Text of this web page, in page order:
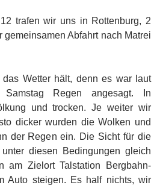
trafen wir uns in Rottenburg, 2
gemeinsamen Abfahrt nach Matrei
Wetter hält, denn es war laut
Regen angesagt. In
und trocken. Je weiter wir
dicker wurden die Wolken und
der Regen ein. Die Sicht für die
diesen Bedingungen gleich
am Zielort Talstation Bergbahn-
Auto steigen. Es half nichts, wir